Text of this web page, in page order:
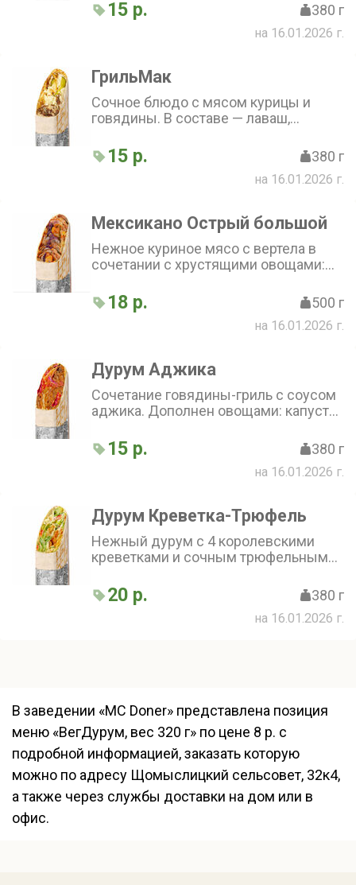
видами сыра. Огурец и пекинская
капуста добавят блюду свежести, а
сыры чеддер, пармезан, сливочный и
Сырный соус гармонично объединит
все ингредиенты
15 р. 380 г
на 16.01.2026 г.
ГрильМак
Сочное блюдо с мясом курицы и
говядины. В составе — лаваш,
огурец, лук и капуста. Сметанный
соус придаёт мягкость вкусу. Соус
гриль добавляет пикантности.
текстуры
15 р. 380 г
на 16.01.2026 г.
Мексикано Острый большой
Нежное куриное мясо с вертела в
сочетании с хрустящими овощами:
кукурузой. Острый халапеньо
добавляет пикантности, а фирменный
соус завершает вкусовую
тонкий лаваш
18 р. 500 г
на 16.01.2026 г.
Дурум Аджика
Сочетание говядины-гриль с соусом
аджика. Дополнен овощами: капуста
маринованным, томатом и
маринованным луком
15 р. 380 г
на 16.01.2026 г.
Дурум Креветка-Трюфель
Нежный дурум с 4 королевскими
креветками и сочным трюфельным
соуса, дополнен салатом айсберг и
маринованным огурчиком, особую
нежность придает сочный томат и
20 р. 380 г
на 16.01.2026 г.
В заведении «MC Doner» представлена позиция
меню «ВегДурум, вес 320 г» по цене 8 р. с
подробной информацией, заказать которую
можно по адресу Щомыслицкий сельсовет, 32к4,
а также через службы доставки на дом или в
офис.